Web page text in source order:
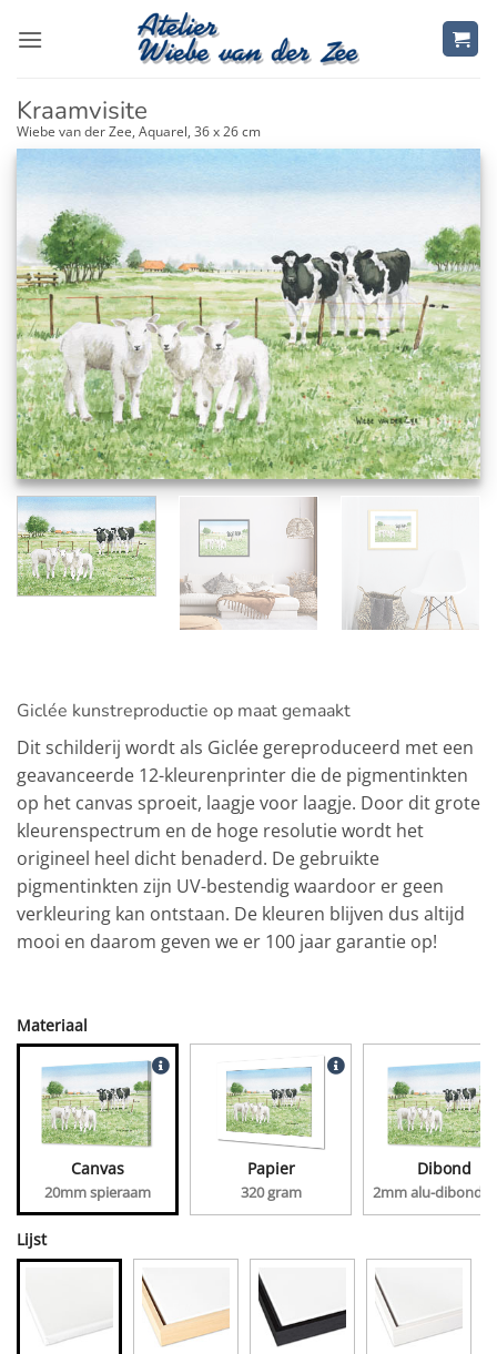
naar
Kraamvisite
Wiebe van der Zee, Aquarel, 36 x 26 cm
Giclée kunstreproductie op maat gemaakt
Dit schilderij wordt als Giclée gereproduceerd met een
geavanceerde 12-kleurenprinter die de pigmentinkten
op het canvas sproeit, laagje voor laagje. Door dit grote
kleurenspectrum en de hoge resolutie wordt het
origineel heel dicht benaderd. De gebruikte
pigmentinkten zijn UV-bestendig waardoor er geen
verkleuring kan ontstaan. De kleuren blijven dus altijd
mooi en daarom geven we er 100 jaar garantie op!
Materiaal
Canvas
20mm spieraam
Papier
320 gram
Dibond
2mm alu-dibond,
Lijst